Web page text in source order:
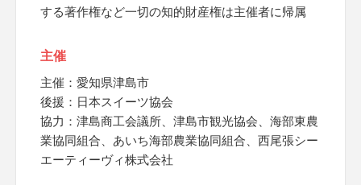
する著作権など一切の知的財産権は主催者に帰属
主催
主催：愛知県津島市
後援：日本スイーツ協会
協力：津島商工会議所、津島市観光協会、海部東農
業協同組合、あいち海部農業協同組合、西尾張シー
エーティーヴィ株式会社